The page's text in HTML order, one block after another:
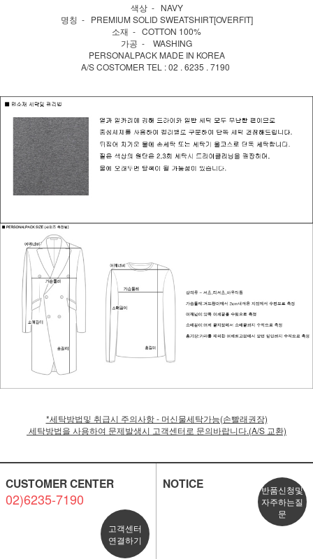
색상 - NAVY
명칭 - PREMIUM SOLID SWEATSHIRT[OVERFIT]
소재 - COTTON 100%
가공 - WASHING
PERSONALPACK MADE IN KOREA
A/S COSTOMER TEL : 02 . 6235 . 7190
*세탁방법및 취급시 주의사항 - 머신물세탁가능(손빨래권장)
세탁방법을 사용하여 문제발생시 고객센터로 문의바랍니다.(A/S 교환)
CUSTOMER CENTER
02)6235-7190
고객센터
연결하기
NOTICE
반품신청및
자주하는질
문